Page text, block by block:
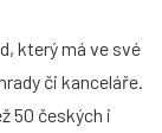
který má ve své
či kanceláře.
50 českých i